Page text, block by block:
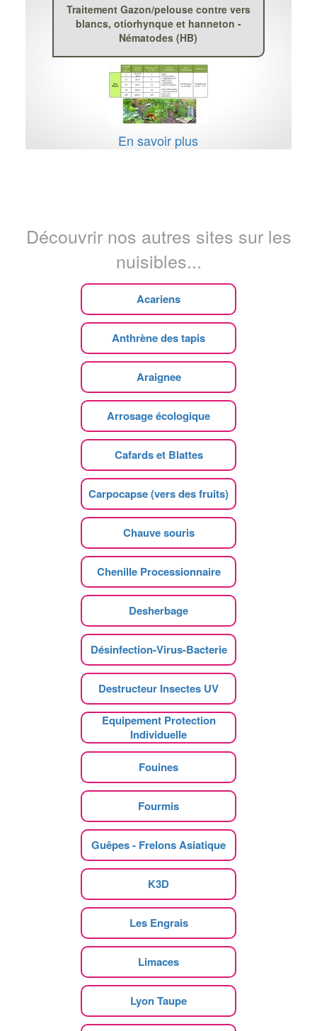
Traitement Gazon/pelouse contre vers
blancs, otiorhynque et hanneton -
Nématodes (HB)
En savoir plus
Découvrir nos autres sites sur les
nuisibles...
Acariens
Anthrène des tapis
Araignee
Arrosage écologique
Cafards et Blattes
Carpocapse (vers des fruits)
Chauve souris
Chenille Processionnaire
Desherbage
Désinfection-Virus-Bacterie
Destructeur Insectes UV
Equipement Protection
Individuelle
Fouines
Fourmis
Guêpes - Frelons Asiatique
K3D
Les Engrais
Limaces
Lyon Taupe